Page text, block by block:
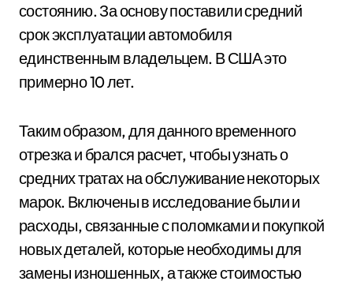
состоянию. За основу поставили средний
срок эксплуатации автомобиля
единственным владельцем. В США это
примерно 10 лет.
Таким образом, для данного временного
отрезка и брался расчет, чтобы узнать о
средних тратах на обслуживание некоторых
марок. Включены в исследование были и
расходы, связанные с поломками и покупкой
новых деталей, которые необходимы для
замены изношенных, а также стоимостью